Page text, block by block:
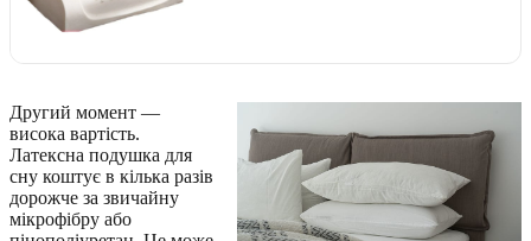
Другий момент —
висока вартість.
Латексна подушка для
сну коштує в кілька разів
дорожче за звичайну
мікрофібру або